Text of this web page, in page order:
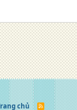
chủ
R